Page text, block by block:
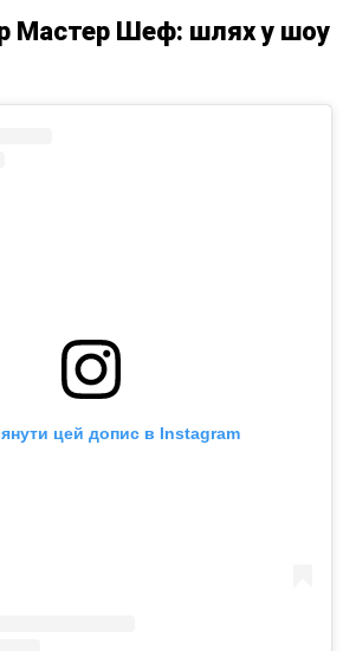
Мастер Шеф: шлях у шоу
цей допис в Instagram